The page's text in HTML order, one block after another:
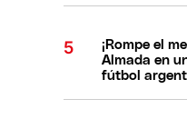
¡Rompe el
Almada en
fútbol